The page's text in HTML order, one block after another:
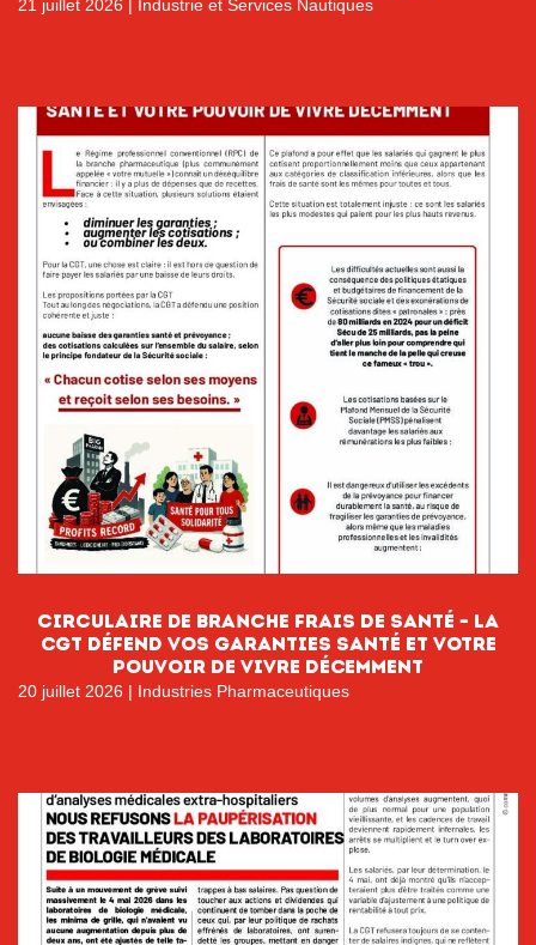
21 juillet 2026 | Industrie et Services Nautiques
circulaire de branche FRAIS DE SANTÉ – LA
CGT DÉFEND VOS GARANTIES SANTÉ ET VOTRE
POUVOIR DE VIVRE DÉCEMMENT
20 juillet 2026 | Industries Pharmaceutiques